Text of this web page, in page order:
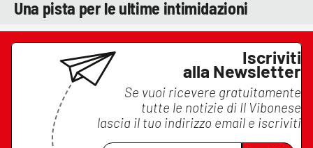
Una pista per le ultime intimidazioni
Iscriviti
alla Newsletter
Se vuoi ricevere gratuitamente
tutte le notizie di Il Vibonese
lascia il tuo indirizzo email e iscriviti